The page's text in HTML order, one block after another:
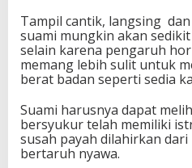
Tampil cantik, langsing
suami mungkin akan
selain karena pengaruh
memang lebih sulit untuk
berat badan seperti sedia
Suami harusnya dapat
bersyukur telah memiliki
susah payah dilahirkan
bertaruh nyawa.